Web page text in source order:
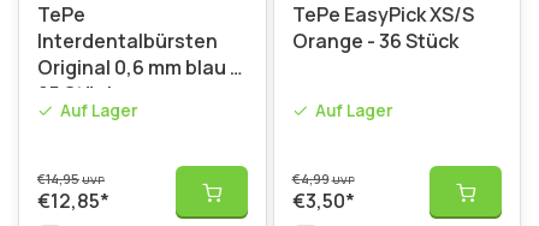
TePe
Interdentalbürsten
Original 0,6 mm blau -
25 Stück
Auf Lager
€14,95UVP
€12,85*
TePe EasyPick XS/S
Orange - 36 Stück
Auf Lager
€4,99UVP
€3,50*